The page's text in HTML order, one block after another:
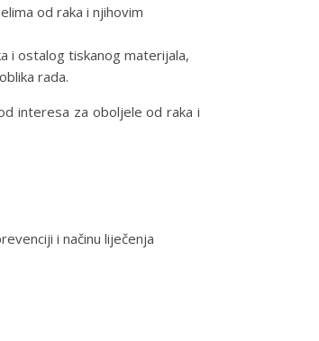
od raka i njihovim
i ostalog tiskanog materijala,
rada.
interesa za oboljele od raka i
i načinu liječenja